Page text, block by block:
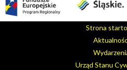
Strona
Urząd Stanu